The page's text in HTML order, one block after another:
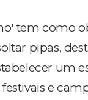
tem como
pipas,
um
e